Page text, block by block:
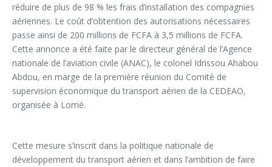
réduire de plus de 98 % les frais d’installation des compagnies
aériennes. Le coût d’obtention des autorisations nécessaires
passe ainsi de 200 millions de FCFA à 3,5 millions de FCFA.
Cette annonce a été faite par le directeur général de l’Agence
nationale de l’aviation civile (ANAC), le colonel Idrissou Ahabou
Abdou, en marge de la première réunion du Comité de
supervision économique du transport aérien de la CEDEAO,
organisée à Lomé.
Cette mesure s’inscrit dans la politique nationale de
développement du transport aérien et dans l’ambition de faire